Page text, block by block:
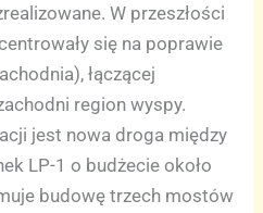
W przeszłości
się na poprawie
łączącej
region wyspy.
jest nowa droga między
LP-1 o budżecie około
budowę trzech mostów